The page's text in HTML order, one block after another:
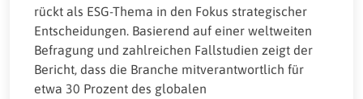
rückt als ESG-Thema in den Fokus strategischer
Entscheidungen. Basierend auf einer weltweiten
Befragung und zahlreichen Fallstudien zeigt der
Bericht, dass die Branche mitverantwortlich für
etwa 30 Prozent des globalen